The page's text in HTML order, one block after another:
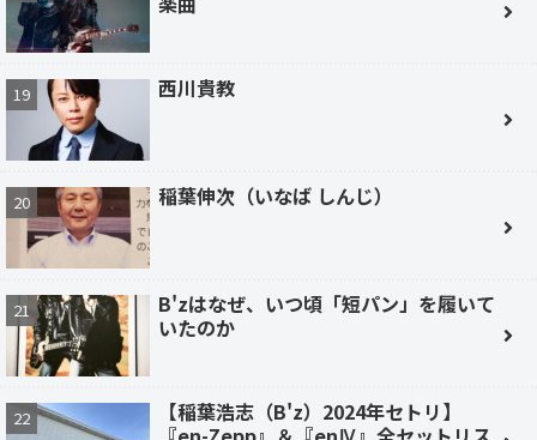
西川貴教
稲葉伸次（いなば しんじ）
B'zはなぜ、いつ頃「短パン」を履いて
いたのか
【稲葉浩志（B'z）2024年セトリ】